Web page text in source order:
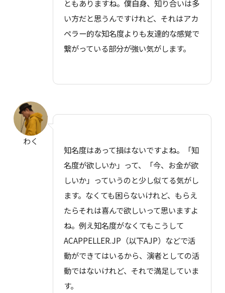
ともありますね。僕自身、知り合いは多
い方だと思うんですけれど、それはアカ
ペラー的な知名度よりも友達的な感覚で
繋がっている部分が強い気がします。
わく
知名度はあって損はないですよね。「知
名度が欲しいか」って、「今、お金が欲
しいか」っていうのと少し似てる気がし
ます。なくても困らないけれど、もらえ
たらそれは喜んで欲しいって思いますよ
ね。例え知名度がなくてもこうして
ACAPPELLER.JP（以下AJP）などで活
動ができてはいるから、演者としての活
動ではないけれど、それで満足していま
す。